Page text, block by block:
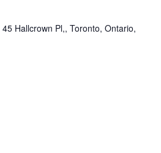
45 Hallcrown Pl,, Toronto, Ontario,